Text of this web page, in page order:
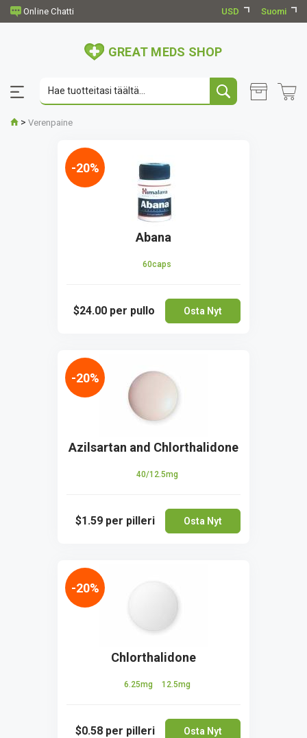
USD Suomi
GREAT MEDS SHOP
> Verenpaine
Abana
60caps
$24.00 per pullo Osta Nyt
-20%
Azilsartan and Chlorthalidone
40/12.5mg
$1.59 per pilleri Osta Nyt
-20%
Chlorthalidone
6.25mg 12.5mg
$0.58 per pilleri Osta Nyt
-20%